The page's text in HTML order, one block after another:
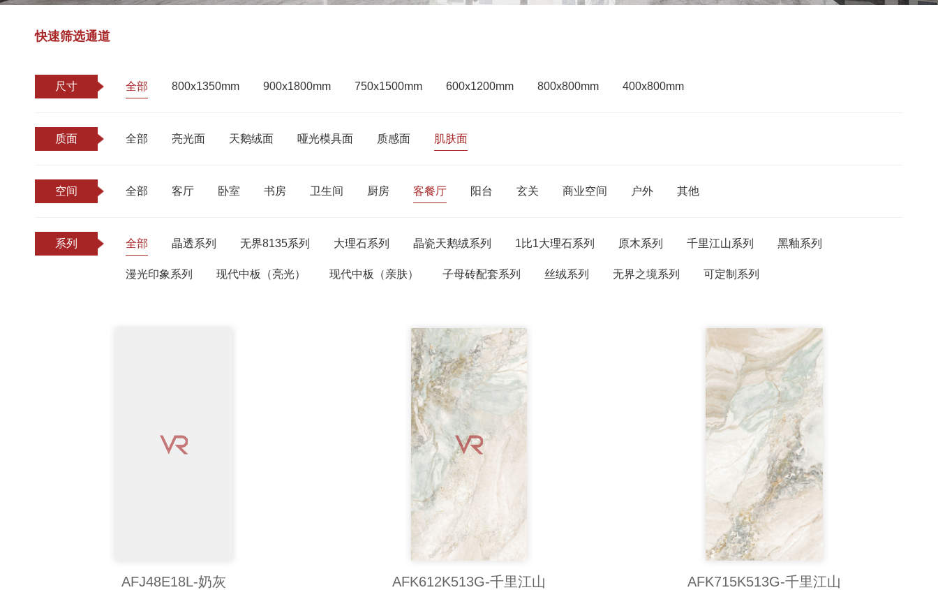
快速筛选通道
尺寸 全部 800x1350mm 900x1800mm 750x1500mm 600x1200mm 800x800mm 400x800mm
质面 全部 亮光面 天鹅绒面 哑光模具面 质感面 肌肤面
空间 全部 客厅 卧室 书房 卫生间 厨房 客餐厅 阳台 玄关 商业空间 户外 其他
系列 全部 晶透系列 无界8135系列 大理石系列 晶瓷天鹅绒系列 1比1大理石系列 原木系列 千里江山系列 黑釉系列
漫光印象系列 现代中板（亮光） 现代中板（亲肤） 子母砖配套系列 丝绒系列 无界之境系列 可定制系列
AFJ48E18L-奶灰 AFK612K513G-千里江山 AFK715K513G-千里江山